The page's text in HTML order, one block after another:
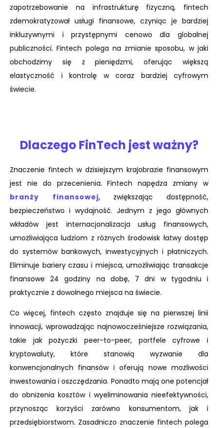
zapotrzebowanie na infrastrukturę fizyczną, fintech
zdemokratyzował usługi finansowe, czyniąc je bardziej
inkluzywnymi i przystępnymi cenowo dla globalnej
publiczności. Fintech polega na zmianie sposobu, w jaki
obchodzimy się z pieniędzmi, oferując większą
elastyczność i kontrolę w coraz bardziej cyfrowym
świecie.
Dlaczego FinTech jest ważny?
Znaczenie fintech w dzisiejszym krajobrazie finansowym
jest nie do przecenienia. Fintech napędza zmiany w
branży finansowej, zwiększając dostępność,
bezpieczeństwo i wydajność. Jednym z jego głównych
wkładów jest internacjonalizacja usług finansowych,
umożliwiająca ludziom z różnych środowisk łatwy dostęp
do systemów bankowych, inwestycyjnych i płatniczych.
Eliminuje bariery czasu i miejsca, umożliwiając transakcje
finansowe 24 godziny na dobę, 7 dni w tygodniu i
praktycznie z dowolnego miejsca na świecie.
Co więcej, fintech często znajduje się na pierwszej linii
innowacji, wprowadzając najnowocześniejsze rozwiązania,
takie jak pożyczki peer-to-peer, portfele cyfrowe i
kryptowaluty, które stanowią wyzwanie dla
konwencjonalnych finansów i oferują nowe możliwości
inwestowania i oszczędzania. Ponadto mają one potencjał
do obniżenia kosztów i wyeliminowania nieefektywności,
przynosząc korzyści zarówno konsumentom, jak i
przedsiębiorstwom. Zasadniczo znaczenie fintech polega